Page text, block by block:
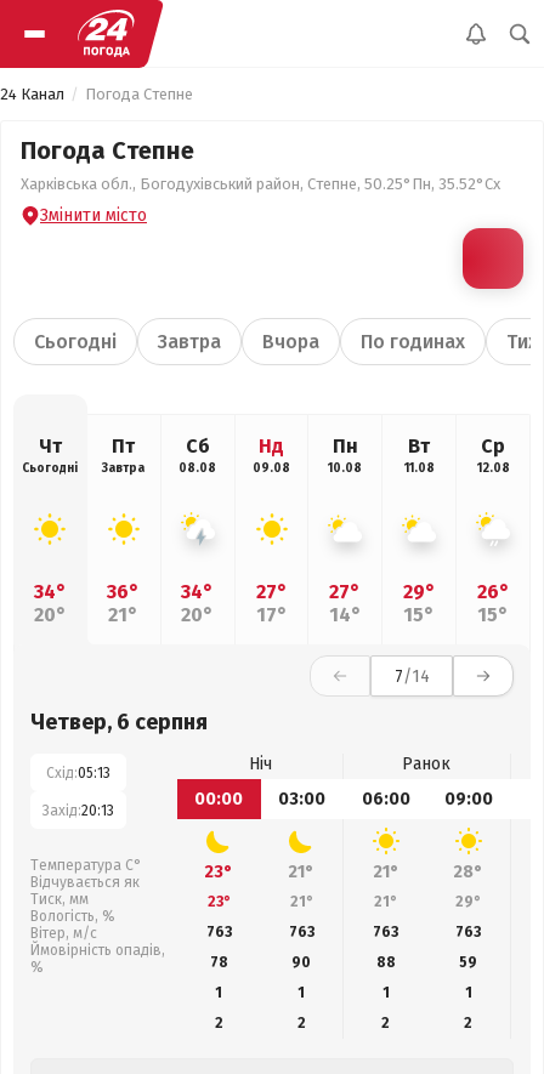
24 Канал Погода Степне
Погода Степне
Харківська обл., Богодухівський район, Степне, 50.25°Пн, 35.52°Сх
Змінити місто
Сьогодні Завтра Вчора По годинах
Чт
Сьогодні
34°
20°
Пт
Завтра
36°
21°
Сб
08.08
34°
20°
Нд
09.08
27°
17°
Пн
10.08
27°
14°
Вт
11.08
29°
15°
Ср
12.08
26°
15°
7/14
Четвер, 6 серпня
Схід:05:13
Захід:20:13
Температура С°
Відчувається як
Тиск, мм
Вологість, %
Вітер, м/с
Ймовірність опадів,
%
Ніч
Ранок
00:00
03:00 06:00 09:00
23° 21° 21° 28°
23° 21° 21° 29°
763
763 763 763
78
90 88 59
1
1 1
1
2
2 2 2